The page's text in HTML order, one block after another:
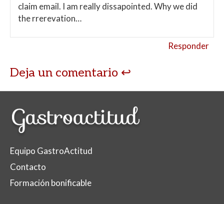
claim email. I am really dissapointed. Why we did
the rrerevation…
Responder
Deja un comentario
Equipo GastroActitud
Contacto
Formación bonificable